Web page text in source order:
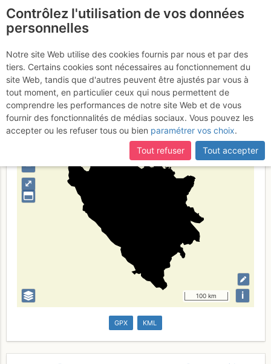
Bosnia-Erzegovina
Type de région pays
⤢
–
100 km i
GPX KML
Contrôlez l'utilisation de vos données
personnelles
Notre site Web utilise des cookies fournis par nous et par des
tiers. Certains cookies sont nécessaires au fonctionnement du
site Web, tandis que d'autres peuvent être ajustés par vous à
tout moment, en particulier ceux qui nous permettent de
comprendre les performances de notre site Web et de vous
fournir des fonctionnalités de médias sociaux. Vous pouvez les
accepter ou les refuser tous ou bien paramétrer vos choix.
Tout refuser
Tout accepter